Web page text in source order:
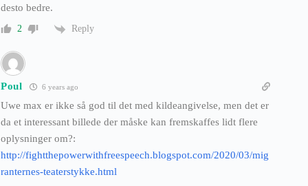
desto bedre.
2 Reply
Poul 6 years ago
Uwe max er ikke så god til det med kildeangivelse, men det er
da et interessant billede der måske kan fremskaffes lidt flere
oplysninger om?:
http://fightthepowerwithfreespeech.blogspot.com/2020/03/mig
ranternes-teaterstykke.html